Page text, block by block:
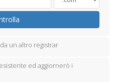
un altro registrar
ed aggiornerò i